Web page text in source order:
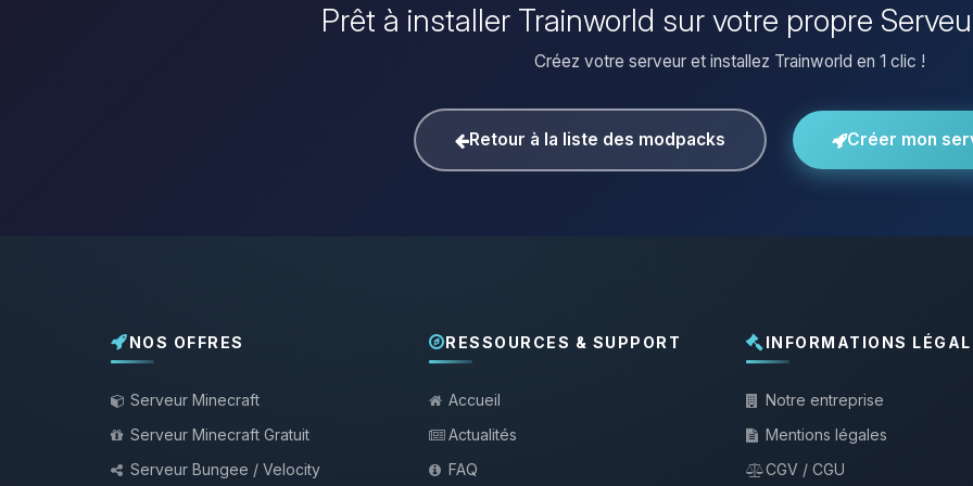
Prêt à installer Trainworld sur votre propre
Créez votre serveur et installez Trainworld en 1 clic !
Retour à la liste des modpacks Créer mon
NOS OFFRES
Serveur Minecraft
Serveur Minecraft Gratuit
Serveur Bungee / Velocity
RESSOURCES & SUPPORT
Accueil
Actualités
FAQ
INFORMATIONS
Notre entreprise
Mentions légales
CGV / CGU